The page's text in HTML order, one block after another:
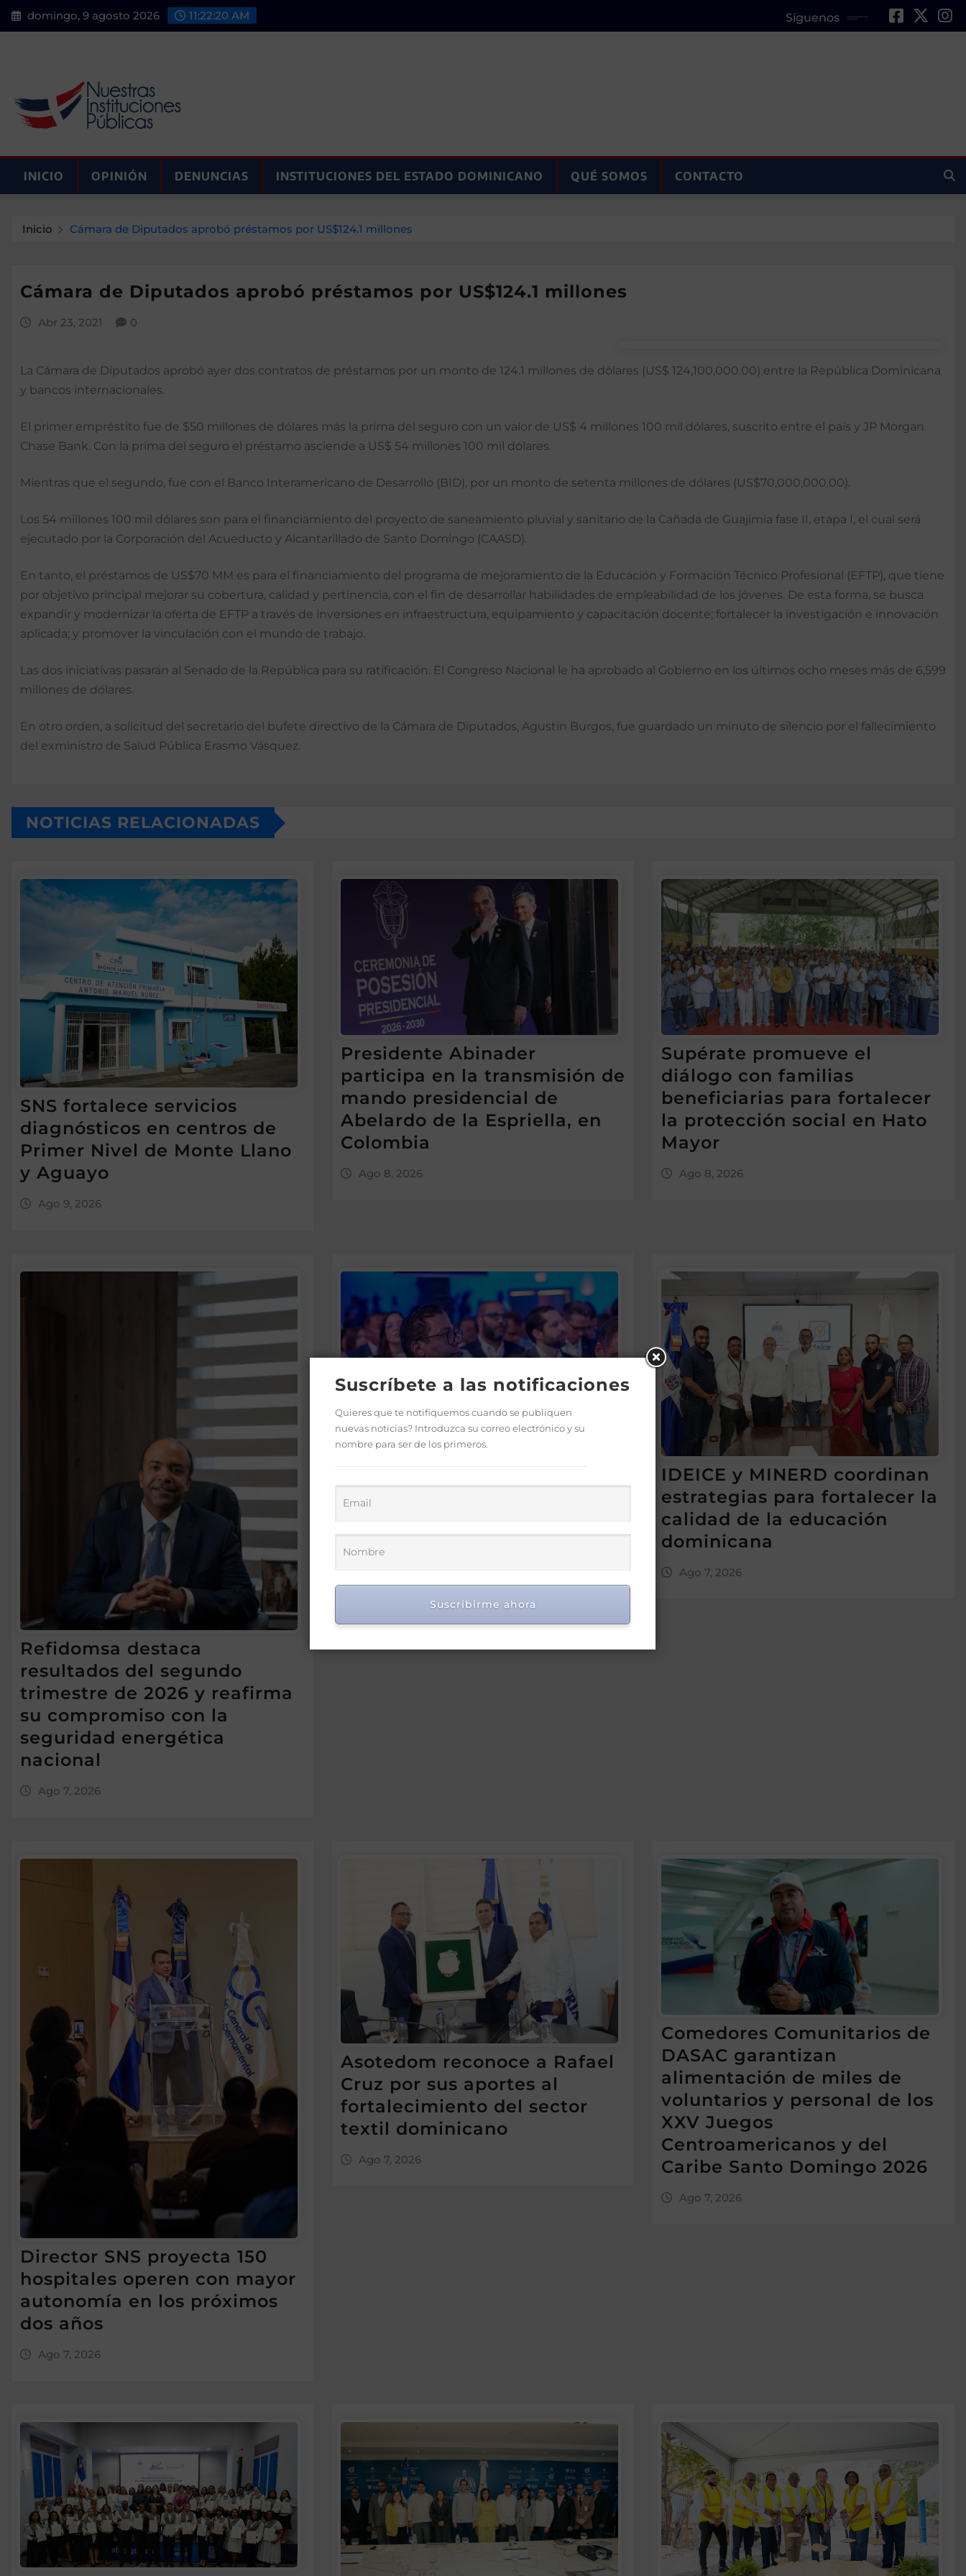
Saltar
al
domingo, 9 agosto 2026 11:22:21 AM Síguenos
INICIO OPINIÓN DENUNCIAS INSTITUCIONES DEL ESTADO DOMINICANO QUÉ SOMOS CONTACTO
Inicio Cámara de Diputados aprobó préstamos por US$124.1 millones
Cámara de Diputados aprobó préstamos por US$124.1 millones
Abr 23, 2021 0
La Cámara de Diputados aprobó ayer dos contratos de préstamos por un monto de 124.1 millones de dólares (US$ 124,100,000.00) entre la República Dominicana
y bancos internacionales.
El primer empréstito fue de $50 millones de dólares más la prima del seguro con un valor de US$ 4 millones 100 mil dólares, suscrito entre el país y JP Morgan
Chase Bank. Con la prima del seguro el préstamo asciende a US$ 54 millones 100 mil dólares.
Mientras que el segundo, fue con el Banco Interamericano de Desarrollo (BID), por un monto de setenta millones de dólares (US$70,000,000.00).
Los 54 millones 100 mil dólares son para el financiamiento del proyecto de saneamiento pluvial y sanitario de la Cañada de Guajimia fase II, etapa I, el cual será
ejecutado por la Corporación del Acueducto y Alcantarillado de Santo Domingo (CAASD).
En tanto, el préstamos de US$70 MM es para el financiamiento del programa de mejoramiento de la Educación y Formación Técnico Profesional (EFTP), que tiene
por objetivo principal mejorar su cobertura, calidad y pertinencia, con el fin de desarrollar habilidades de empleabilidad de los jóvenes. De esta forma, se busca
expandir y modernizar la oferta de EFTP a través de inversiones en infraestructura, equipamiento y capacitación docente; fortalecer la investigación e innovación
aplicada; y promover la vinculación con el mundo de trabajo.
Las dos iniciativas pasarán al Senado de la República para su ratificación. El Congreso Nacional le ha aprobado al Gobierno en los últimos ocho meses más de 6,599
millones de dólares.
En otro orden, a solicitud del secretario del bufete directivo de la Cámara de Diputados, Agustín Burgos, fue guardado un minuto de silencio por el fallecimiento
del exministro de Salud Pública Erasmo Vásquez.
NOTICIAS RELACIONADAS
SNS fortalece servicios
diagnósticos en centros de
Primer Nivel de Monte Llano
y Aguayo
Ago 9, 2026
Presidente Abinader
participa en la transmisión de
mando presidencial de
Abelardo de la Espriella, en
Colombia
Ago 8, 2026
Supérate promueve el
diálogo con familias
beneficiarias para fortalecer
la protección social en Hato
Mayor
Ago 8, 2026
Refidomsa destaca
resultados del segundo
trimestre de 2026 y reafirma
su compromiso con la
seguridad energética
nacional
Ago 7, 2026
Foro Meta RD 2036 para
impulsar una visión de
desarrollo y prosperidad
nacional
Ago 7, 2026
IDEICE y MINERD coordinan
estrategias para fortalecer la
calidad de la educación
dominicana
Ago 7, 2026
Director SNS proyecta 150
hospitales operen con mayor
autonomía en los próximos
dos años
Ago 7, 2026
Asotedom reconoce a Rafael
Cruz por sus aportes al
fortalecimiento del sector
textil dominicano
Ago 7, 2026
Comedores Comunitarios de
DASAC garantizan
alimentación de miles de
voluntarios y personal de los
XXV Juegos
Centroamericanos y del
Caribe Santo Domingo 2026
Ago 7, 2026
Suscríbete a las notificaciones
Quieres que te notifiquemos cuando se publiquen
nuevas noticias? Introduzca su correo electrónico y su
nombre para ser de los primeros.
Suscribirme ahora